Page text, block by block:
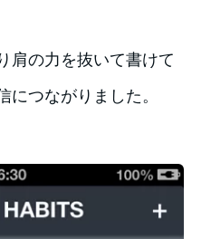
肩の力を抜いて書けて
につながりました。